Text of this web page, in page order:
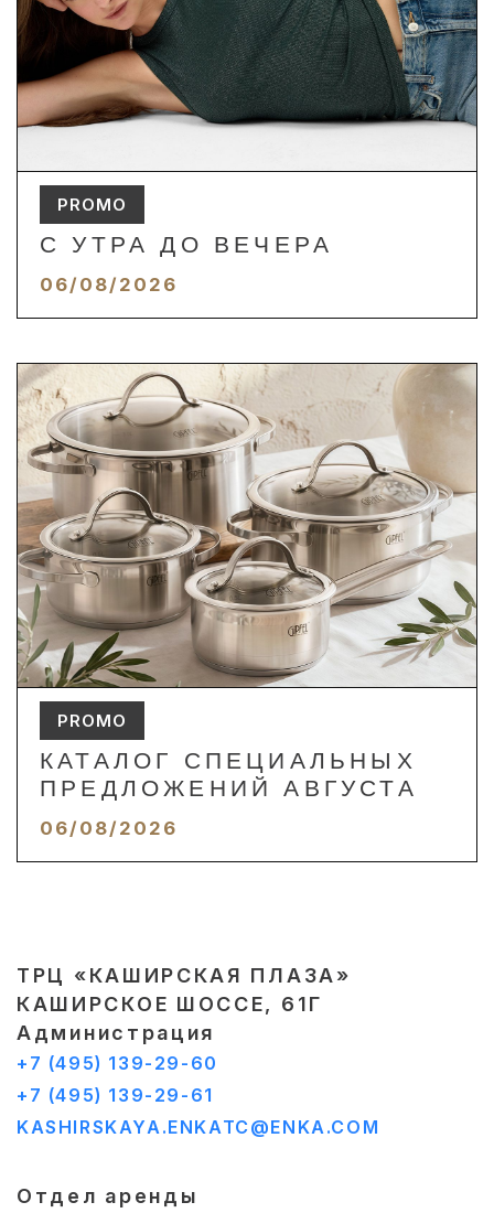
PROMO
С УТРА ДО ВЕЧЕРА
06/08/2026
PROMO
КАТАЛОГ СПЕЦИАЛЬНЫХ
ПРЕДЛОЖЕНИЙ АВГУСТА
06/08/2026
ТРЦ «КАШИРСКАЯ ПЛАЗА»
КАШИРСКОЕ ШОССЕ, 61Г
Администрация
+7 (495) 139-29-60
+7 (495) 139-29-61
KASHIRSKAYA.ENKATC@ENKA.COM
Отдел аренды